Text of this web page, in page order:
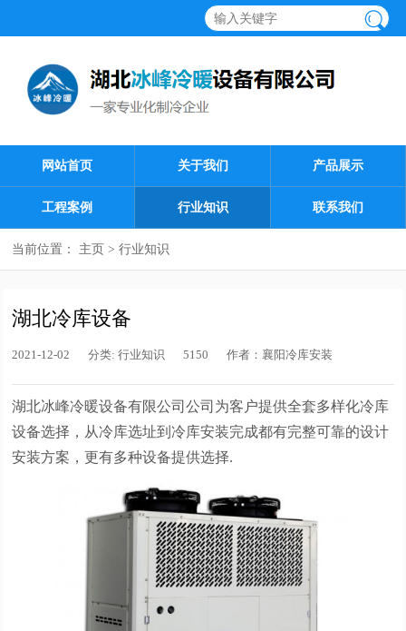
网站首页 关于我们 产品展示
工程案例 行业知识 联系我们
当前位置： 主页 > 行业知识
湖北冷库设备
2021-12-02 分类: 行业知识 5150 作者： 襄阳冷库安装
湖北冰峰冷暖设备有限公司公司为客户提供全套多样化冷库
设备选择，从冷库选址到冷库安装完成都有完整可靠的设计
安装方案，更有多种设备提供选择.